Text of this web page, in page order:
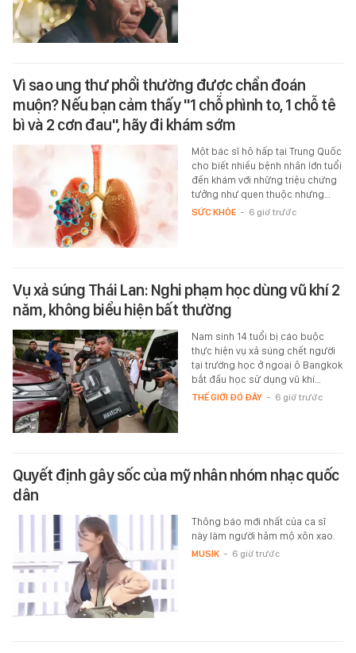
Vì sao ung thư phổi thường được chẩn đoán
muộn? Nếu bạn cảm thấy "1 chỗ phình to, 1 chỗ tê
bì và 2 cơn đau", hãy đi khám sớm
Một bác sĩ hô hấp tại Trung Quốc
cho biết nhiều bệnh nhân lớn tuổi
đến khám với những triệu chứng
tưởng như quen thuộc nhưng…
SỨC KHỎE - 6 giờ trước
Vụ xả súng Thái Lan: Nghi phạm học dùng vũ khí 2
năm, không biểu hiện bất thường
Nam sinh 14 tuổi bị cáo buộc
thực hiện vụ xả súng chết người
tại trường học ở ngoại ô Bangkok
bắt đầu học sử dụng vũ khí…
THẾ GIỚI ĐÓ ĐÂY - 6 giờ trước
Quyết định gây sốc của mỹ nhân nhóm nhạc quốc
dân
Thông báo mới nhất của ca sĩ
này làm người hâm mộ xôn xao.
MUSIK - 6 giờ trước